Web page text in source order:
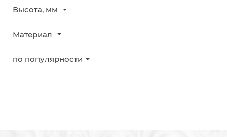
Высота, мм
Материал
по популярности